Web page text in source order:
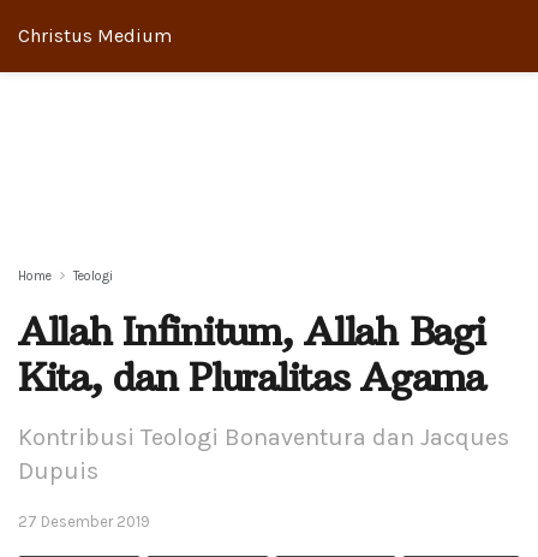
Christus Medium
Home Teologi
Allah Infinitum, Allah Bagi
Kita, dan Pluralitas Agama
Kontribusi Teologi Bonaventura dan Jacques
Dupuis
27 Desember 2019